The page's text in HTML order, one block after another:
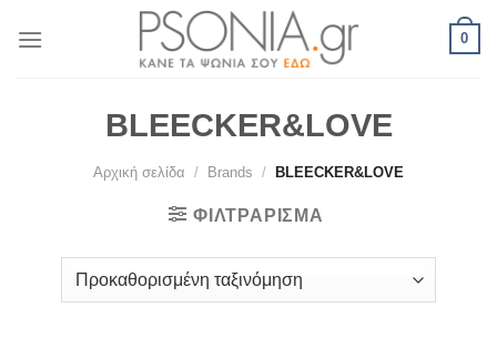
0
BLEECKER&LOVE
Αρχική σελίδα / Brands / BLEECKER&LOVE
ΦΙΛΤΡΆΡΙΣΜΑ